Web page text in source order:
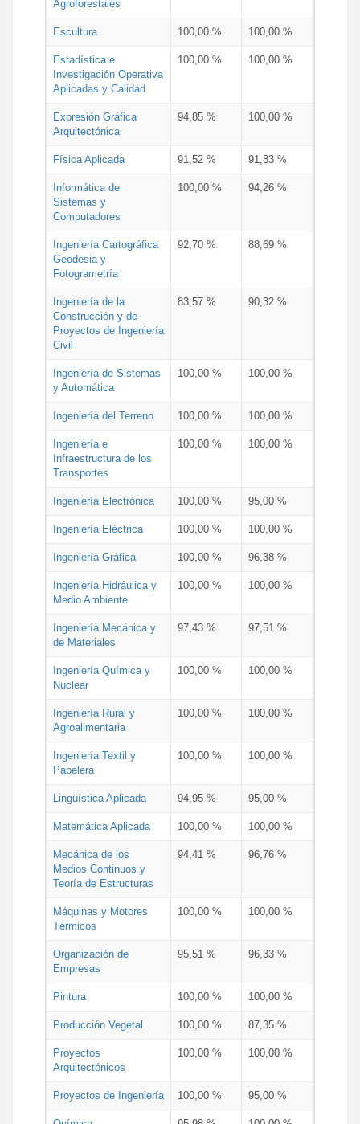
Agroforestales
Escultura 100,00 % 100,00 %
Estadística e
Investigación Operativa
Aplicadas y Calidad
100,00 % 100,00 %
Expresión Gráfica
Arquitectónica
94,85 % 100,00 %
Física Aplicada 91,52 % 91,83 %
Informática de
Sistemas y
Computadores
100,00 % 94,26 %
Ingeniería Cartográfica
Geodesia y
Fotogrametría
92,70 % 88,69 %
Ingeniería de la
Construcción y de
Proyectos de Ingeniería
Civil
83,57 % 90,32 %
Ingeniería de Sistemas
y Automática
100,00 % 100,00 %
Ingeniería del Terreno 100,00 % 100,00 %
Ingeniería e
Infraestructura de los
Transportes
100,00 % 100,00 %
Ingeniería Electrónica 100,00 % 95,00 %
Ingeniería Eléctrica 100,00 % 100,00 %
Ingeniería Gráfica 100,00 % 96,38 %
Ingeniería Hidráulica y
Medio Ambiente
100,00 % 100,00 %
Ingeniería Mecánica y
de Materiales
97,43 % 97,51 %
Ingeniería Química y
Nuclear
100,00 % 100,00 %
Ingeniería Rural y
Agroalimentaria
100,00 % 100,00 %
Ingeniería Textil y
Papelera
100,00 % 100,00 %
Lingüística Aplicada 94,95 % 95,00 %
Matemática Aplicada 100,00 % 100,00 %
Mecánica de los
Medios Continuos y
Teoría de Estructuras
94,41 % 96,76 %
Máquinas y Motores
Térmicos
100,00 % 100,00 %
Organización de
Empresas
95,51 % 96,33 %
Pintura 100,00 % 100,00 %
Producción Vegetal 100,00 % 87,35 %
Proyectos
Arquitectónicos
100,00 % 100,00 %
Proyectos de Ingeniería 100,00 % 95,00 %